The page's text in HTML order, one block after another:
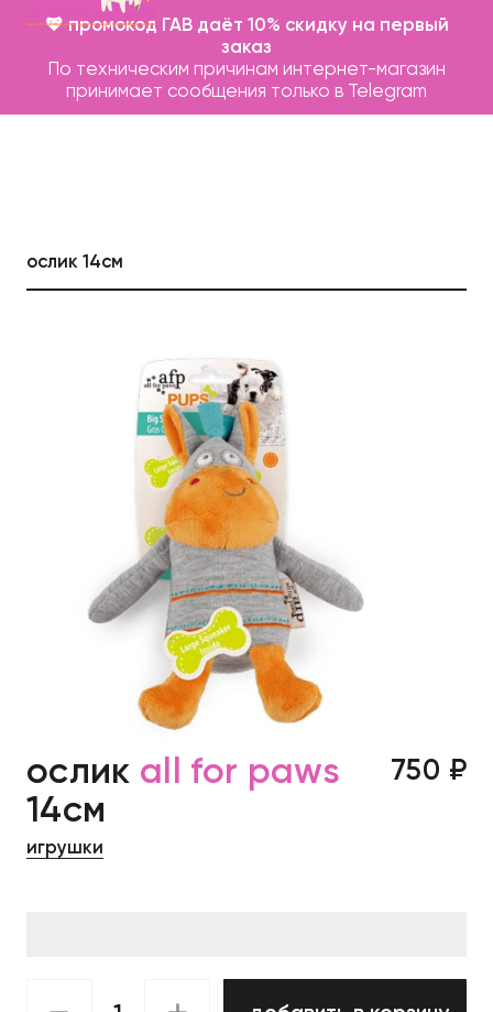
💖 промокод ГАВ даёт 10% скидку на первый
заказ
По техническим причинам интернет-магазин
принимает сообщения только в Telegram
ослик 14см
ослик all for paws
14см
игрушки
750 ₽
Записаться на груминг